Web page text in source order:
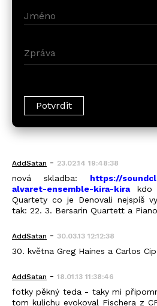
AddSatan - 23.02.14 19:48:38
nová skladba: https://
alvaret-ensemble-kira-kirakdo
Quartety co je Denovali nejspíš
tak: 22. 3. Bersarin Quartett a
AddSatan - 30.03.13 12:12:38
30. května Greg Haines a Carlos
AddSatan - 18.01.13 11:38:46
fotky pěkný teda - taky mi
tom kulichu evokoval Fischera z